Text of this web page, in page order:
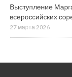
Выступление
всероссийских
27 марта 2026